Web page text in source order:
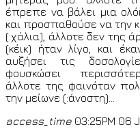
έπρεπε να βάλει μια
και προσπαθούσε να την
(:χάλια), άλλοτε δεν της
(κέικ) ήταν λίγο, και
αυξήσει τις
φουσκώσει
άλλοτε της φαινόταν
την μείωνε (:άνοστη)...
access_time 03:25PM 06